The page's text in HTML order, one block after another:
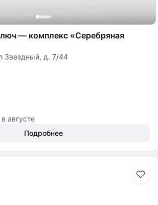
— комплекс «Серебряная
Звездный, д. 7/44
августе
Подробнее